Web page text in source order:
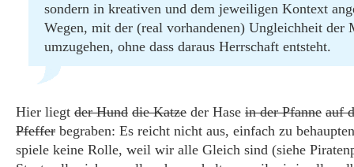
sondern in kreativen und dem jeweiligen Kontext
Wegen, mit der (real vorhandenen) Ungleichheit der
umzugehen, ohne dass daraus Herrschaft entsteht.
Hier liegt der Hund die Katze der Hase in der Pfanne auf
Pfeffer begraben: Es reicht nicht aus, einfach zu
spiele keine Rolle, weil wir alle Gleich sind (siehe